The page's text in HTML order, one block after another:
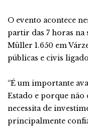
O evento acontece
partir das 7 horas na
Müller 1.650 em
públicas e civis
“É um importante
Estado e porque não
necessita de
principalmente